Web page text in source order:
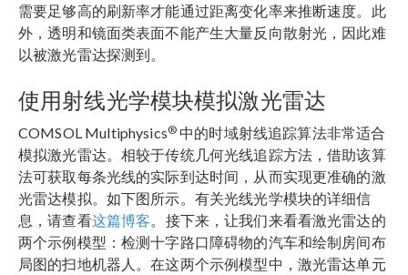
需要足够高的刷新率才能通过距离变化率来推断速度。此
外，透明和镜面类表面不能产生大量反向散射光，因此难
以被激光雷达探测到。
使用射线光学模块模拟激光雷达
COMSOL Multiphysics® 中的时域射线追踪算法非常适合
模拟激光雷达。相较于传统几何光线追踪方法，借助该算
法可获取每条光线的实际到达时间，从而实现更准确的激
光雷达模拟。如下图所示。有关光线光学模块的详细信
息，请查看这篇博客。接下来，让我们来看看激光雷达的
两个示例模型：检测十字路口障碍物的汽车和绘制房间布
局图的扫地机器人。在这两个示例模型中，激光雷达单元